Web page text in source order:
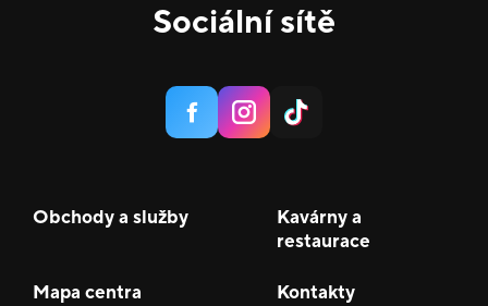
Sociální sítě
Obchody a služby
Kavárny a
restaurace
Mapa centra Kontakty